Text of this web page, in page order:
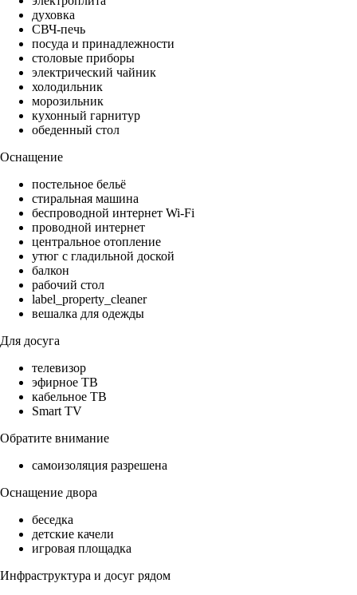
духовка
СВЧ-печь
посуда и принадлежности
столовые приборы
электрический чайник
холодильник
морозильник
кухонный гарнитур
обеденный стол
Оснащение
постельное бельё
стиральная машина
беспроводной интернет Wi-Fi
проводной интернет
центральное отопление
утюг с гладильной доской
балкон
рабочий стол
label_property_cleaner
вешалка для одежды
Для досуга
телевизор
эфирное ТВ
кабельное ТВ
Smart TV
Обратите внимание
самоизоляция разрешена
Оснащение двора
беседка
детские качели
игровая площадка
Инфраструктура и досуг рядом